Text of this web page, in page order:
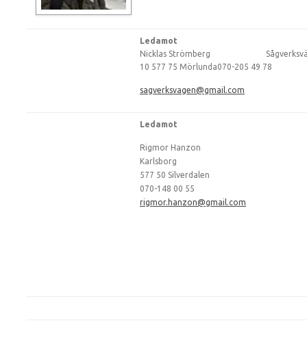
Ledamot
Nicklas Strömberg
10 577 75 Mörlunda070-205 49 78
sagverksvagen@gmail.com
Ledamot
Rigmor Hanzon
Karlsborg
577 50 Silverdalen
070-148 00 55
rigmor.hanzon@gmail.com